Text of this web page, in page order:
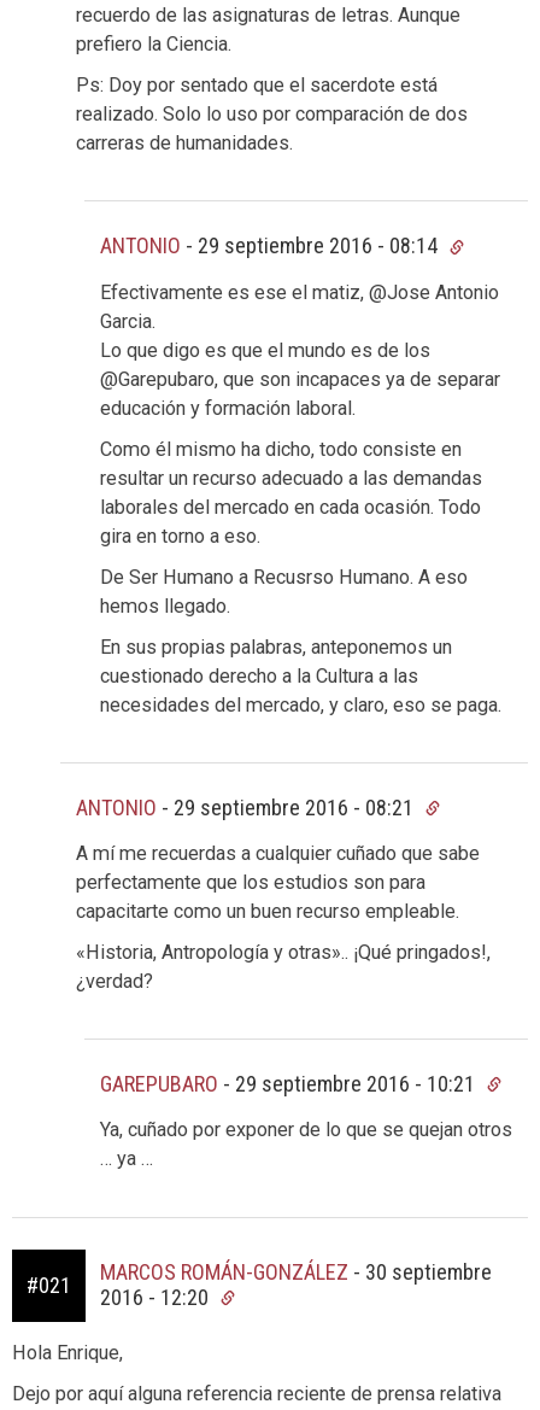
recuerdo de las asignaturas de letras. Aunque
prefiero la Ciencia.
Ps: Doy por sentado que el sacerdote está
realizado. Solo lo uso por comparación de dos
carreras de humanidades.
ANTONIO - 29 septiembre 2016 - 08:14
Efectivamente es ese el matiz, @Jose Antonio
Garcia.
Lo que digo es que el mundo es de los
@Garepubaro, que son incapaces ya de separar
educación y formación laboral.
Como él mismo ha dicho, todo consiste en
resultar un recurso adecuado a las demandas
laborales del mercado en cada ocasión. Todo
gira en torno a eso.
De Ser Humano a Recusrso Humano. A eso
hemos llegado.
En sus propias palabras, anteponemos un
cuestionado derecho a la Cultura a las
necesidades del mercado, y claro, eso se paga.
ANTONIO - 29 septiembre 2016 - 08:21
A mí me recuerdas a cualquier cuñado que sabe
perfectamente que los estudios son para
capacitarte como un buen recurso empleable.
«Historia, Antropología y otras».. ¡Qué pringados!,
¿verdad?
GAREPUBARO - 29 septiembre 2016 - 10:21
Ya, cuñado por exponer de lo que se quejan otros
… ya …
#021
MARCOS ROMÁN-GONZÁLEZ - 30 septiembre
2016 - 12:20
Hola Enrique,
Dejo por aquí alguna referencia reciente de prensa relativa